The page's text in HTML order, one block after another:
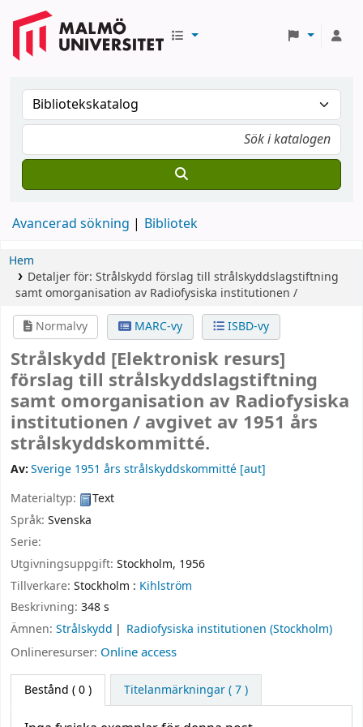
Avancerad sökning Bibliotek
Hem
Detaljer för: Strålskydd förslag till strålskyddslagstiftning
samt omorganisation av Radiofysiska institutionen /
Normalvy
MARC-vy ISBD-vy
Strålskydd [Elektronisk resurs]
förslag till strålskyddslagstiftning
samt omorganisation av Radiofysiska
institutionen / avgivet av 1951 års
strålskyddskommitté.
Av:Sverige 1951 års strålskyddskommitté [aut]
Materialtyp:
Text
Språk: Svenska
Serie:
Utgivningsuppgift: Stockholm, 1956
Tillverkare: Stockholm : Kihlström
Beskrivning: 348 s
Ämnen: Strålskydd Radiofysiska institutionen (Stockholm)
Onlineresurser: Online access
Bestånd ( 0 ) Titelanmärkningar ( 7 )